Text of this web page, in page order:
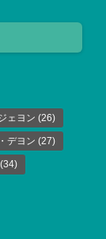
ェヨン (26)
デヨン (27)
(34)